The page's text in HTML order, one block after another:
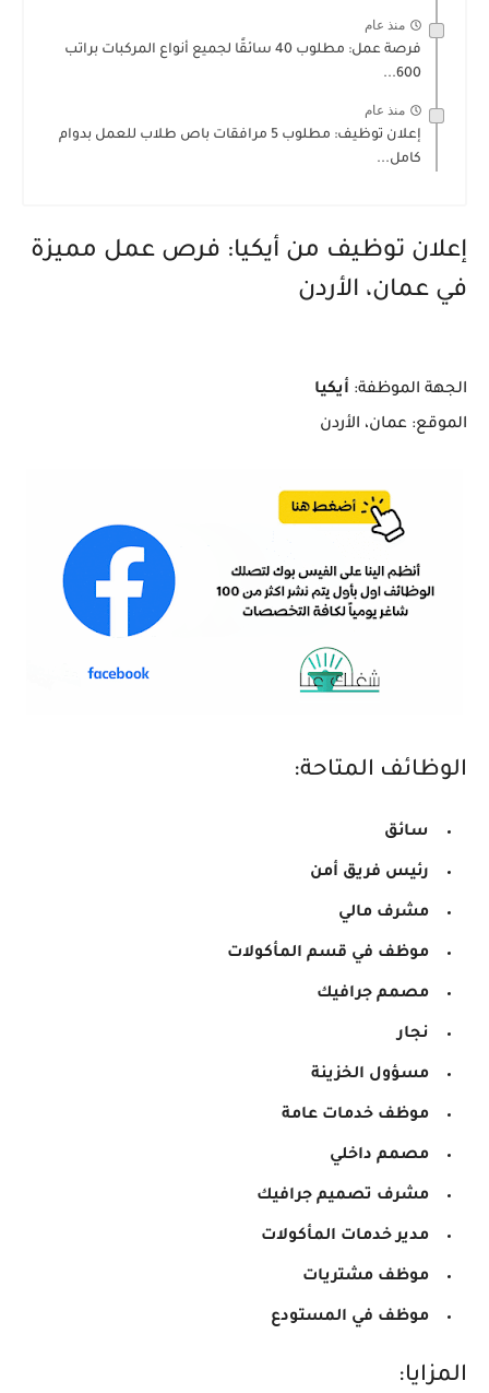
منذ عام
فرصة عمل: مطلوب 40 سائقًا لجميع أنواع المركبات براتب
600...
منذ عام
إعلان توظيف: مطلوب 5 مرافقات باص طلاب للعمل بدوام
كامل...
إعلان توظيف من أيكيا: فرص عمل مميزة
في عمان، الأردن
الجهة الموظفة: أيكيا
الموقع: عمان، الأردن
الوظائف المتاحة:
سائق
رئيس فريق أمن
مشرف مالي
موظف في قسم المأكولات
مصمم جرافيك
نجار
مسؤول الخزينة
موظف خدمات عامة
مصمم داخلي
مشرف تصميم جرافيك
مدير خدمات المأكولات
موظف مشتريات
موظف في المستودع
المزايا: